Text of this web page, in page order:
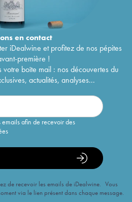
encontact
iDealwine et profitez de nos pépites
première !
votre boîte mail : nos découvertes du
actualités, analyses...
afin de recevoir des
de recevoir les emails de iDealwine. Vous
via le lien présent dans chaque message.